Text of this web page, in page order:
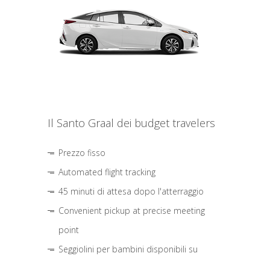
Il Santo Graal dei budget travelers
Prezzo fisso
Automated flight tracking
45 minuti di attesa dopo l'atterraggio
Convenient pickup at precise meeting
point
Seggiolini per bambini disponibili su